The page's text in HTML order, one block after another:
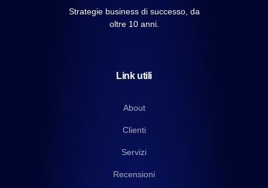
Strategie business di successo, da
oltre 10 anni.
Link utili
About
Clienti
Servizi
Recensioni